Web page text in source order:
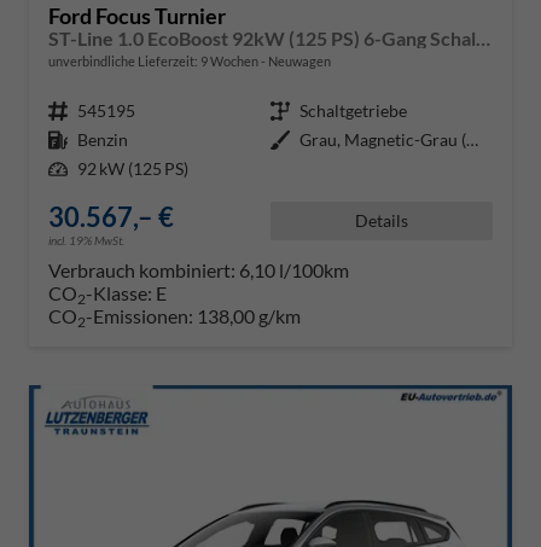
Ford Focus Turnier
unverbindliche Lieferzeit: 9 Wochen Neuwagen
Fahrzeugnr. 545195 Getriebe Schaltgetriebe
Kraftstoff Benzin Außenfarbe
Grau, Magnetic-Grau (Metallic) (
Leistung 92 kW (125 PS)
30.567,– €
incl. 19% MwSt.
Details
Verbrauch kombiniert: 6,10 l/100km
CO2-Klasse: E
CO2-Emissionen: 138,00 g/km